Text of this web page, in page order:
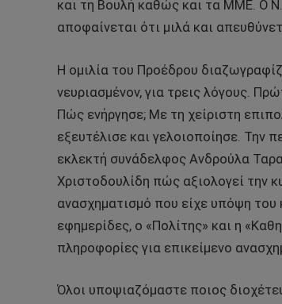
και τη Βουλή καθώς και τα ΜΜΕ. Ο Ν.
αποφαίνεται ότι μιλά και
Η ομιλία του Προέδρου
νευριασμένον, για τρεις λόγους.
Πώς ενήργησε; Με τη χείριστη
εξευτέλισε και γελοιοποίησε. Την
εκλεκτή συνάδελφος Ανδρούλα
Χριστοδουλίδη πώς αξιολογεί την
ανασχηματισμό που είχε υπόψη του
εφημερίδες, ο «Πολίτης» και η
πληροφορίες για επικείμενο
Όλοι υποψιαζόμαστε ποιος